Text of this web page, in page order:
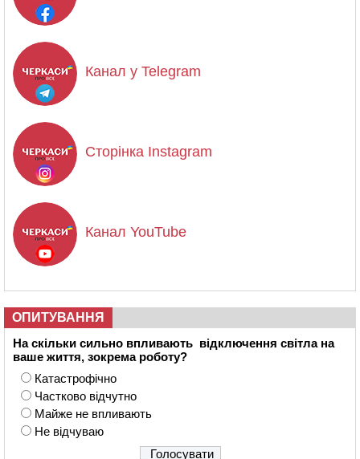
Канал у Telegram
Сторінка Instagram
Канал YouTube
ОПИТУВАННЯ
На скільки сильно впливають відключення світла на
ваше життя, зокрема роботу?
Катастрофічно
Частково відчутно
Майже не впливають
Не відчуваю